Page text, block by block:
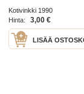
Kotivinkki 1990
Hinta:
3,00 €
LISÄÄ